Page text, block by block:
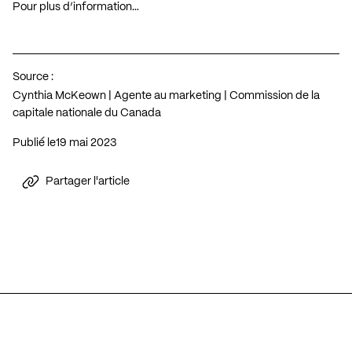
Pour plus d’information…
Source :
Cynthia McKeown | Agente au marketing | Commission de la
capitale nationale du Canada
Publié le 19 mai 2023
Partager l'article